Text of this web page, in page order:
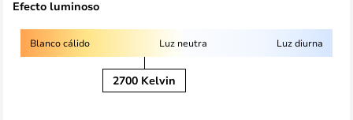
Efecto luminoso
Blanco cálido Luz neutra Luz diurna
2700 Kelvin